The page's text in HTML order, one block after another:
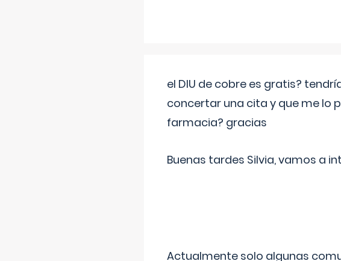
el DIU de cobre es gratis?
concertar una cita y que me lo
farmacia? gracias
Buenas tardes Silvia, vamos a
Actualmente solo algunas